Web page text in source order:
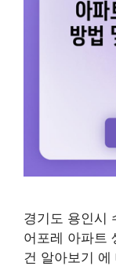
경기도 용인시
어포레 아파트
건 알아보기